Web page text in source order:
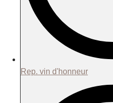
Rep. vin d'honneur